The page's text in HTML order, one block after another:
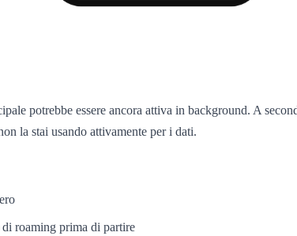
potrebbe essere ancora attiva in background. A
la stai usando attivamente per i dati.
roaming prima di partire